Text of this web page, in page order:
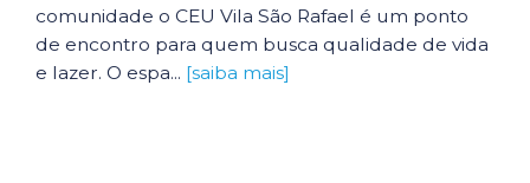
comunidade o CEU Vila São Rafael é um ponto
de encontro para quem busca qualidade de vida
e lazer. O espa... [saiba mais]